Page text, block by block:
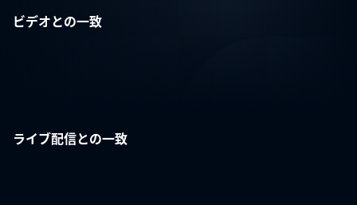
ビデオとの一致
ライブ配信との一致